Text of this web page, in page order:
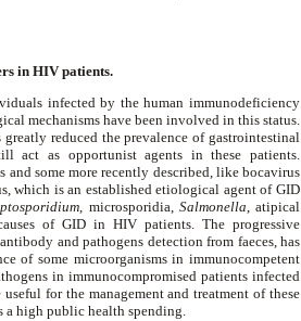
in HIV patients.
infected by the human immunodeficiency
mechanisms have been involved in this status.
reduced the prevalence of gastrointestinal
act as opportunist agents in these patients.
some more recently described, like bocavirus
which is an established etiological agent of GID
, microsporidia, Salmonella, atipical
of GID in HIV patients. The progressive
and pathogens detection from faeces, has
of some microorganisms in immunocompetent
in immunocompromised patients infected
for the management and treatment of these
a high public health spending.